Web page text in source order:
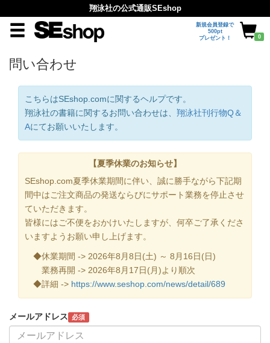
翔泳社の公式通販SEshop
新規会員登録で
500pt
プレゼント！
0
問い合わせ
こちらはSEshop.comに関するヘルプです。
翔泳社の書籍に関するお問い合わせは、 翔泳社刊行物Q＆
Aにてお願いいたします。
【夏季休業のお知らせ】
SEshop.com夏季休業期間に伴い、誠に勝手ながら下記期
間中はご注文商品の発送ならびにサポート業務を停止させ
ていただきます。
皆様にはご不便をおかけいたしますが、何卒ご了承くださ
いますようお願い申し上げます。
◆休業期間 -> 2026年8月8日(土) ～ 8月16日(日)
業務再開 -> 2026年8月17日(月)より順次
◆詳細 -> https://www.seshop.com/news/detail/689
メールアドレス 必須